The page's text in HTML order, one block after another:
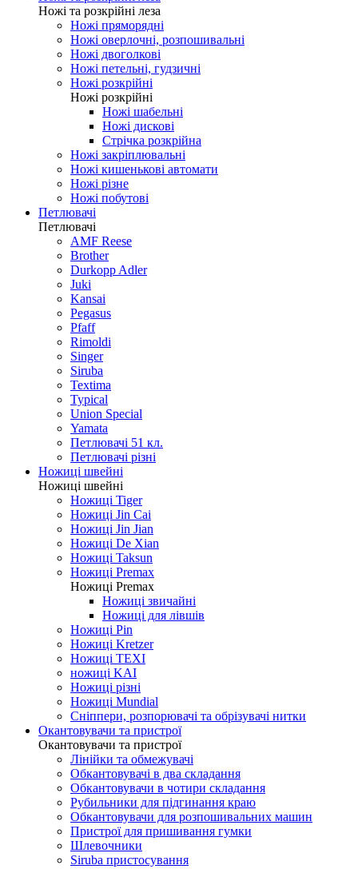
Ножі та розкрійні леза
Ножі пряморядні
Ножі оверлочні, розпошивальні
Ножі двоголкові
Ножі петельні, гудзичні
Ножі розкрійні
Ножі розкрійні
Ножі шабельні
Ножі дискові
Стрічка розкрійна
Ножі закріплювальні
Ножі кишенькові автомати
Ножі різне
Ножі побутові
Петлювачі
Петлювачі
AMF Reese
Brother
Durkopp Adler
Juki
Kansai
Pegasus
Pfaff
Rimoldi
Singer
Siruba
Textima
Typical
Union Special
Yamata
Петлювачі 51 кл.
Петлювачі різні
Ножиці швейні
Ножиці швейні
Ножиці Tiger
Ножиці Jin Cai
Ножиці Jin Jian
Ножиці De Xian
Ножиці Taksun
Ножиці Premax
Ножиці Premax
Ножиці звичайні
Ножиці для лівшів
Ножиці Pin
Ножиці Kretzer
Ножиці TEXI
ножиці KAI
Ножиці різні
Ножиці Mundial
Сніппери, розпорювачі та обрізувачі нитки
Окантовувачи та пристрої
Окантовувачи та пристрої
Лінійки та обмежувачі
Обкантовувачі в два складання
Обкантовувачи в чотири складання
Рубильники для підгинання краю
Обкантовувачи для розпошивальних машин
Пристрої для пришивання гумки
Шлевочники
Siruba пристосування